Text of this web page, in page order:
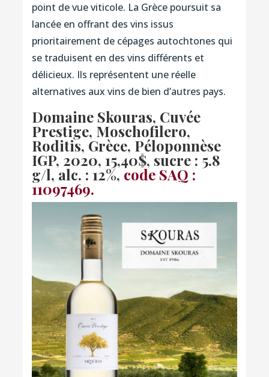
point de vue viticole. La Grèce poursuit sa
lancée en offrant des vins issus
prioritairement de cépages autochtones qui
se traduisent en des vins différents et
délicieux. Ils représentent une réelle
alternatives aux vins de bien d’autres pays.
Domaine Skouras, Cuvée
Prestige, Moschofilero,
Roditis, Grèce, Péloponnèse
IGP, 2020, 15,40$, sucre : 5.8
g/l, alc. : 12%, code SAQ :
11097469.